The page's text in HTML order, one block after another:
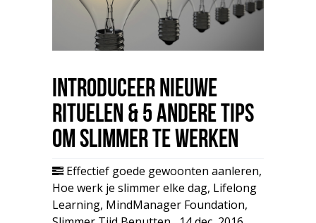
Introduceer nieuwe
rituelen & 5 andere tips
om slimmer te werken
Effectief goede gewoonten aanleren,
Hoe werk je slimmer elke dag, Lifelong
Learning, MindManager Foundation,